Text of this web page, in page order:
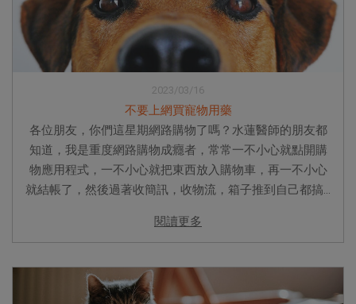
2023/03/16
不要上網買寵物用藥
各位朋友，你們這星期網路購物了嗎？水蓮醫師的朋友都
知道，我是重度網路購物成癮者，常常一不小心就點開購
物應用程式，一不小心就把東西放入購物車，再一不小心
就結帳了，然後過著收簡訊，收物流，箱子推到自己都搞...
閱讀更多